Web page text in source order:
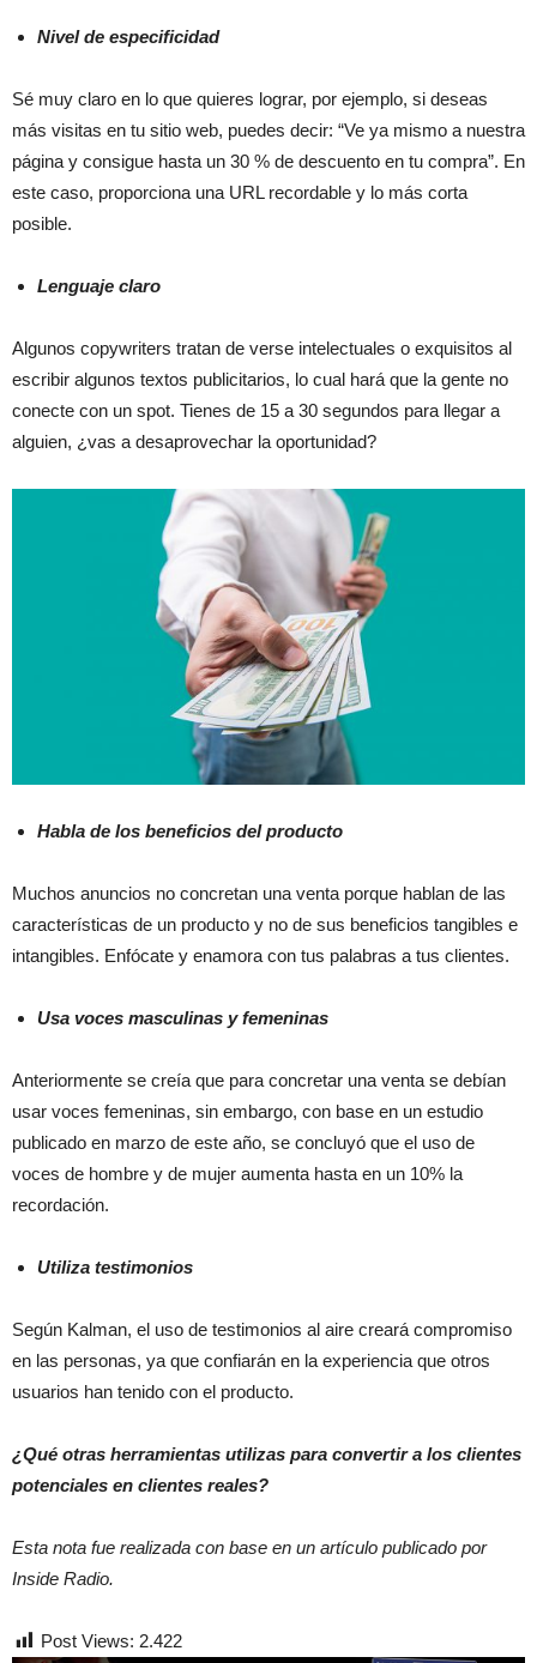
Nivel de especificidad
Sé muy claro en lo que quieres lograr, por ejemplo, si deseas
más visitas en tu sitio web, puedes decir: “Ve ya mismo a nuestra
página y consigue hasta un 30 % de descuento en tu compra”. En
este caso, proporciona una URL recordable y lo más corta
posible.
Lenguaje claro
Algunos copywriters tratan de verse intelectuales o exquisitos al
escribir algunos textos publicitarios, lo cual hará que la gente no
conecte con un spot. Tienes de 15 a 30 segundos para llegar a
alguien, ¿vas a desaprovechar la oportunidad?
Habla de los beneficios del producto
Muchos anuncios no concretan una venta porque hablan de las
características de un producto y no de sus beneficios tangibles e
intangibles. Enfócate y enamora con tus palabras a tus clientes.
Usa voces masculinas y femeninas
Anteriormente se creía que para concretar una venta se debían
usar voces femeninas, sin embargo, con base en un estudio
publicado en marzo de este año, se concluyó que el uso de
voces de hombre y de mujer aumenta hasta en un 10% la
recordación.
Utiliza testimonios
Según Kalman, el uso de testimonios al aire creará compromiso
en las personas, ya que confiarán en la experiencia que otros
usuarios han tenido con el producto.
¿Qué otras herramientas utilizas para convertir a los clientes
potenciales en clientes reales?
Esta nota fue realizada con base en un artículo publicado por
Inside Radio.
Post Views: 2.422